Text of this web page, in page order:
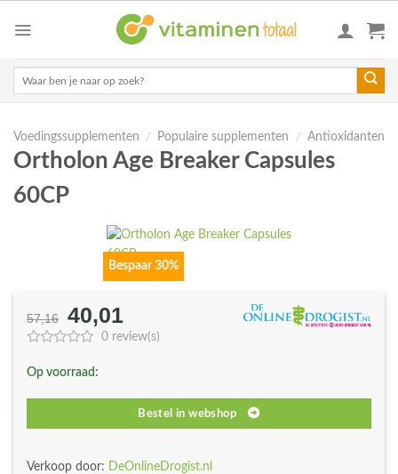
Voedingssupplementen / Populaire supplementen / Antioxidanten
Ortholon Age Breaker Capsules
60CP
Bespaar 30%
57,16
Oorspronkelijke
prijs
€57,16.
40,01
prijs
0 review(s)
Op voorraad:
Bestel in webshop
Verkoop door: DeOnlineDrogist.nl